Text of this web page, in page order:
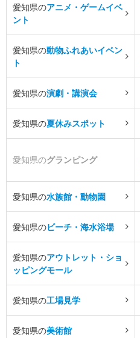
愛知県のアニメ・ゲームイベ
ント
愛知県の動物ふれあいイベン
ト
愛知県の演劇・講演会
愛知県の夏休みスポット
愛知県のグランピング
愛知県の水族館・動物園
愛知県のビーチ・海水浴場
愛知県のアウトレット・ショ
ッピングモール
愛知県の工場見学
愛知県の美術館